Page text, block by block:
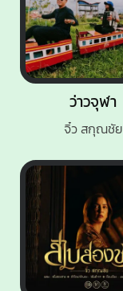
ว่าวจุฬา
จิ๋ว สกุณชัย